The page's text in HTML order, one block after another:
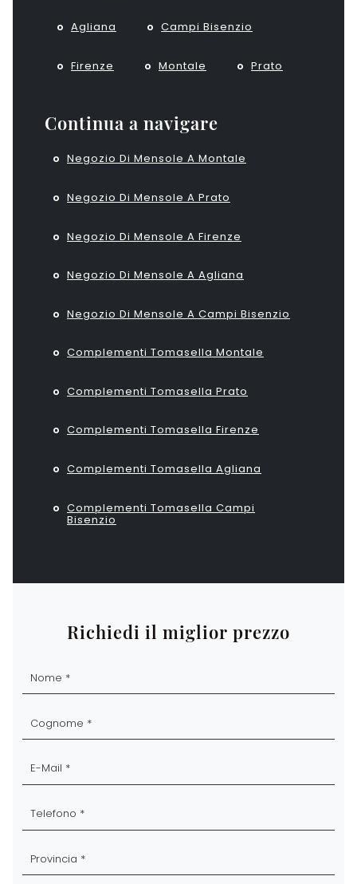
Agliana Campi Bisenzio
Firenze Montale Prato
Continua a navigare
Negozio Di Mensole A Montale
Negozio Di Mensole A Prato
Negozio Di Mensole A Firenze
Negozio Di Mensole A Agliana
Negozio Di Mensole A Campi Bisenzio
Complementi Tomasella Montale
Complementi Tomasella Prato
Complementi Tomasella Firenze
Complementi Tomasella Agliana
Complementi Tomasella Campi
Bisenzio
Richiedi il miglior prezzo